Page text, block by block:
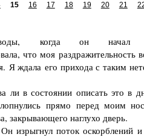
15 16 17 18 19 20 21
когда он начал
что моя раздражительность
Я ждала его прихода с таким
в состоянии описать это в
прямо перед моим
закрывающего наглухо дверь.
изрыгнул поток оскорблений и